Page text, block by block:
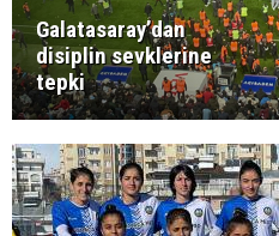
Galatasaray’dan
disiplin sevklerine
tepki